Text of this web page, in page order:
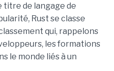
titre de langage de
Rust se classe
qui, rappelons
les formations
le monde liés à un